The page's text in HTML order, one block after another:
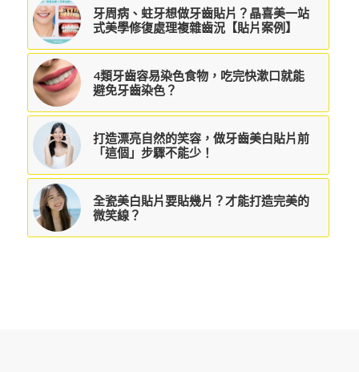
牙周病、蛀牙想做牙齒貼片？晶喜美一站
式美學修復處理複雜齒況【貼片案例】
4類牙齒容易染色食物，吃完快漱口就能
避免牙齒染色？
打造漂亮自然的笑容，做牙齒美白貼片前
「這個」步驟不能少！
全瓷美白貼片要貼幾片？才能打造完美的
微笑線？